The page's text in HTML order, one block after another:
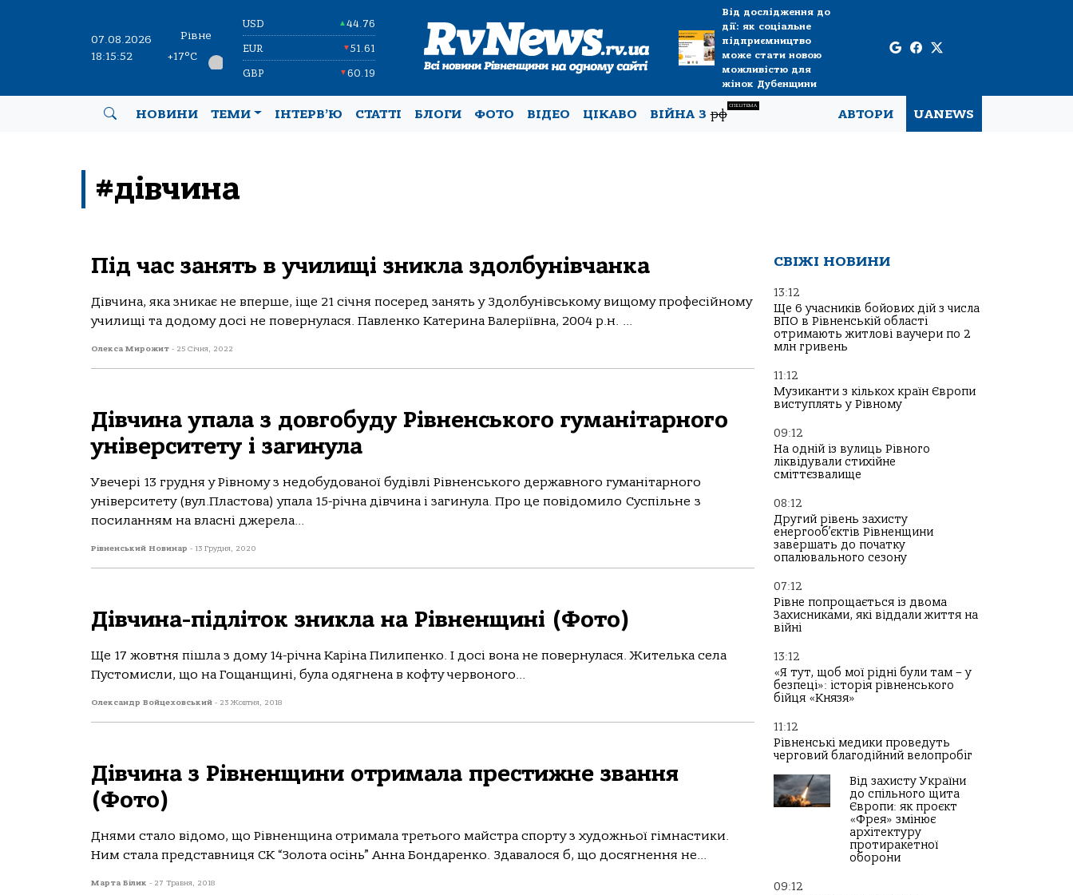
07.08.2026
18:15:52
Рівне
+17°C
USD ▲44.76
EUR ▼51.61
GBP ▼60.19
Від дослідження до
дії: як соціальне
підприємництво
може стати новою
можливістю для
жінок Дубенщини
НОВИНИ ТЕМИ ІНТЕРВ’Ю СТАТТІ БЛОГИ ФОТО ВІДЕО ЦІКАВО ВІЙНА Зрф
СПЕЦТЕМА
АВТОРИ UANEWS
#дівчина
Під час занять в училищі зникла здолбунівчанка
Дівчина, яка зникає не вперше, іще 21 січня посеред занять у Здолбунівському вищому професійному
училищі та додому досі не повернулася. Павленко Катерина Валеріївна, 2004 р.н. ...
Олекса Мирожит - 25 Січня, 2022
Дівчина упала з довгобуду Рівненського гуманітарного
університету і загинула
Увечері 13 грудня у Рівному з недобудованої будівлі Рівненського державного гуманітарного
університету (вул.Пластова) упала 15-річна дівчина і загинула. Про це повідомило Суспільне з
посиланням на власні джерела...
Рівненський Новинар - 13 Грудня, 2020
Дівчина-підліток зникла на Рівненщині (Фото)
Ще 17 жовтня пішла з дому 14-річна Каріна Пилипенко. І досі вона не повернулася. Жителька села
Пустомисли, що на Гощанщині, була одягнена в кофту червоного...
Олександр Войцеховський - 23 Жовтня, 2018
Дівчина з Рівненщини отримала престижне звання
(Фото)
Днями стало відомо, що Рівненщина отримала третього майстра спорту з художньої гімнастики.
Ним стала представниця СК “Золота осінь” Анна Бондаренко. Здавалося б, що досягнення не...
Марта Білик - 27 Травня, 2018
СВІЖІ НОВИНИ
13:12
Ще 6 учасників бойових дій з числа
ВПО в Рівненській області
отримають житлові ваучери по 2
млн гривень
11:12
Музиканти з кількох країн Європи
виступлять у Рівному
09:12
На одній із вулиць Рівного
ліквідували стихійне
сміттєзвалище
08:12
Другий рівень захисту
енергооб’єктів Рівненщини
завершать до початку
опалювального сезону
07:12
Рівне попрощається із двома
Захисниками, які віддали життя на
війні
13:12
«Я тут, щоб мої рідні були там – у
безпеці»: історія рівненського
бійця «Князя»
11:12
Рівненські медики проведуть
черговий благодійний велопробіг
Від захисту України
до спільного щита
Європи: як проєкт
«Фрея» змінює
архітектуру
протиракетної
оборони
09:12